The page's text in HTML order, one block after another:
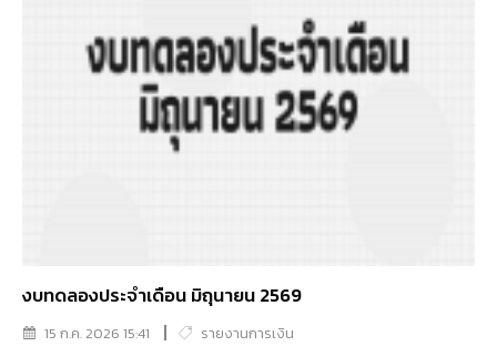
งบทดลองประจำเดือน มิถุนายน 2569
15 ก.ค. 2026 15:41 รายงานการเงิน